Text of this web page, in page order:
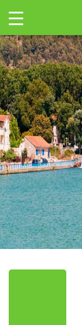
Toggle